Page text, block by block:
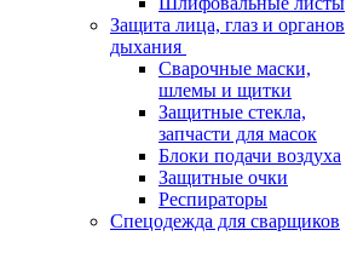
Защита лица, глаз и органов
дыхания
Сварочные маски,
шлемы и щитки
Защитные стекла,
запчасти для масок
Блоки подачи воздуха
Защитные очки
Респираторы
Спецодежда для сварщиков